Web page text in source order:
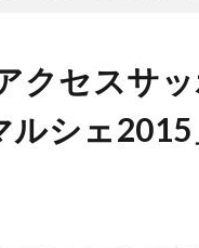
クセスサ
シェ2015